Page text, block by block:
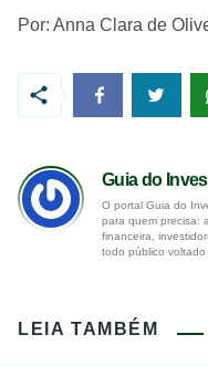
Por: Anna Clara de
Guia do
O portal Guia do
para quem precisa:
financeira,
todo público voltado
LEIA TAMBÉM